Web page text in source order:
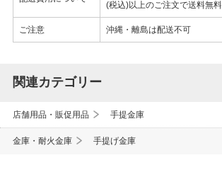
(税込)以上のご注文で送料無
ご注意 沖縄・離島は配送不可
関連カテゴリー
店舗用品・販促用品 手提金庫
金庫・耐火金庫 手提げ金庫